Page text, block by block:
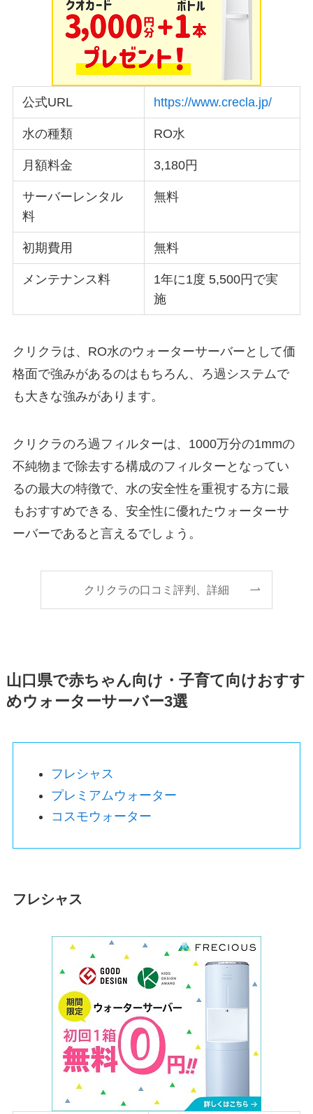
公式URL https://www.crecla.jp/
水の種類 RO水
月額料金 3,180円
サーバーレンタル
料
無料
初期費用 無料
メンテナンス料
1年に1度 5,500円で実
施
クリクラは、RO水のウォーターサーバーとして価
格面で強みがあるのはもちろん、ろ過システムで
も大きな強みがあります。
クリクラのろ過フィルターは、1000万分の1mmの
不純物まで除去する構成のフィルターとなってい
るの最大の特徴で、水の安全性を重視する方に最
もおすすめできる、安全性に優れたウォーターサ
ーバーであると言えるでしょう。
クリクラの口コミ評判、詳細
山口県で赤ちゃん向け・子育て向けおすす
めウォーターサーバー3選
フレシャス
プレミアムウォーター
コスモウォーター
フレシャス